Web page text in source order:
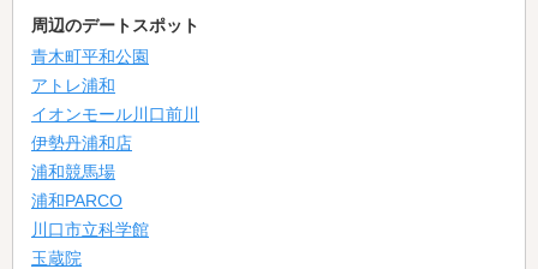
周辺のデートスポット
青木町平和公園
アトレ浦和
イオンモール川口前川
伊勢丹浦和店
浦和競馬場
浦和PARCO
川口市立科学館
玉蔵院